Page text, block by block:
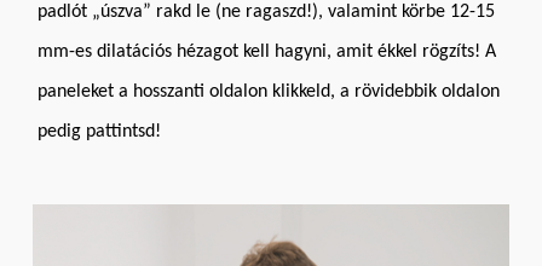
padlót „úszva” rakd le (ne ragaszd!), valamint körbe 12-15
mm-es dilatációs hézagot kell hagyni, amit ékkel rögzíts! A
paneleket a hosszanti oldalon klikkeld, a rövidebbik oldalon
pedig pattintsd!